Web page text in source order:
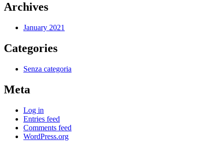
Archives
January 2021
Categories
Senza categoria
Meta
Log in
Entries feed
Comments feed
WordPress.org